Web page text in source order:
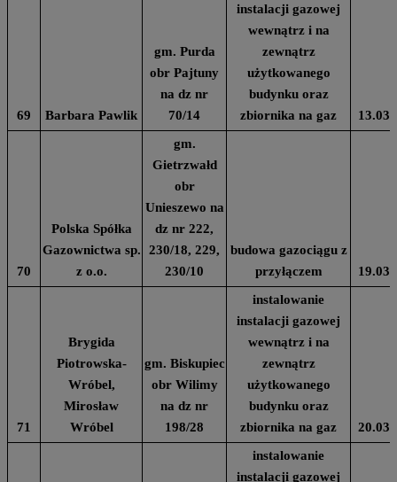
69 Barbara Pawlik
gm. Purda
obr Pajtuny
na dz nr
70/14
instalacji gazowej
wewnątrz i na
zewnątrz
użytkowanego
budynku oraz
zbiornika na gaz
70
Polska Spółka
Gazownictwa sp.
z o.o.
gm.
Gietrzwałd
obr
Unieszewo na
dz nr 222,
230/18, 229,
230/10
budowa gazociągu z
przyłączem
71
Brygida
Piotrowska-
Wróbel,
Mirosław
Wróbel
gm. Biskupiec
obr Wilimy
na dz nr
198/28
instalowanie
instalacji gazowej
wewnątrz i na
zewnątrz
użytkowanego
budynku oraz
zbiornika na gaz
instalowanie
instalacji gazowej